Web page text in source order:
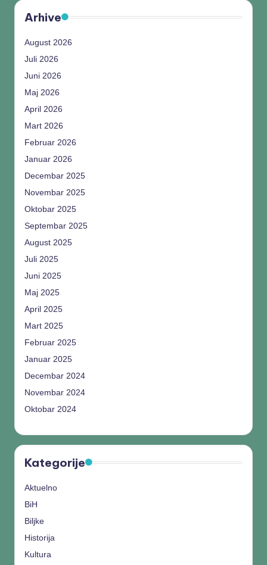
Arhive
August 2026
Juli 2026
Juni 2026
Maj 2026
April 2026
Mart 2026
Februar 2026
Januar 2026
Decembar 2025
Novembar 2025
Oktobar 2025
Septembar 2025
August 2025
Juli 2025
Juni 2025
Maj 2025
April 2025
Mart 2025
Februar 2025
Januar 2025
Decembar 2024
Novembar 2024
Oktobar 2024
Kategorije
Aktuelno
BiH
Biljke
Historija
Kultura